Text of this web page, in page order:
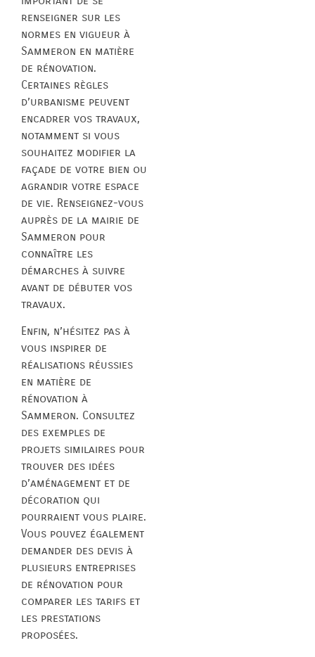
renseigner sur les
normes en vigueur à
Sammeron en matière
de rénovation.
Certaines règles
d’urbanisme peuvent
encadrer vos travaux,
notamment si vous
souhaitez modifier la
façade de votre bien ou
agrandir votre espace
de vie. Renseignez-vous
auprès de la mairie de
Sammeron pour
connaître les
démarches à suivre
avant de débuter vos
travaux.
Enfin, n’hésitez pas à
vous inspirer de
réalisations réussies
en matière de
rénovation à
Sammeron. Consultez
des exemples de
projets similaires pour
trouver des idées
d’aménagement et de
décoration qui
pourraient vous plaire.
Vous pouvez également
demander des devis à
plusieurs entreprises
de rénovation pour
comparer les tarifs et
les prestations
proposées.